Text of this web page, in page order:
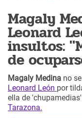
Magaly
Leonard
insultos:
de
Magaly Medina no
Leonard León por
ella de
Tarazona.